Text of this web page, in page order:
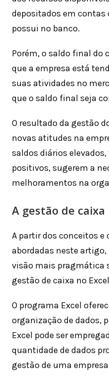
depositados em contas
possui no banco.
Porém, o saldo final do
que a empresa está
suas atividades no
que o saldo final seja
O resultado da gestão
novas atitudes na
saldos diários
positivos, sugerem a
melhoramentos na
A gestão de caixa
A partir dos conceitos e
abordadas neste
visão mais pragmática
gestão de caixa no
O programa Excel
organização de dados,
Excel pode ser
quantidade de dados
gestão de uma